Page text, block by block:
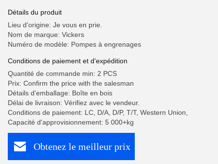
Détails du produit
Lieu d'origine: Je vous en prie.
Nom de marque: Vickers
Numéro de modèle: Pompes à engrenages
Conditions de paiement et d'expédition
Quantité de commande min: 2 PCS
Prix: Confirm the price with the salesman
Détails d'emballage: Boîte en bois
Délai de livraison: Vérifiez avec le vendeur.
Conditions de paiement: LC, D/A, D/P, T/T, Western Union,
Capacité d'approvisionnement: 5 000+kg
Obtenez le meilleur prix